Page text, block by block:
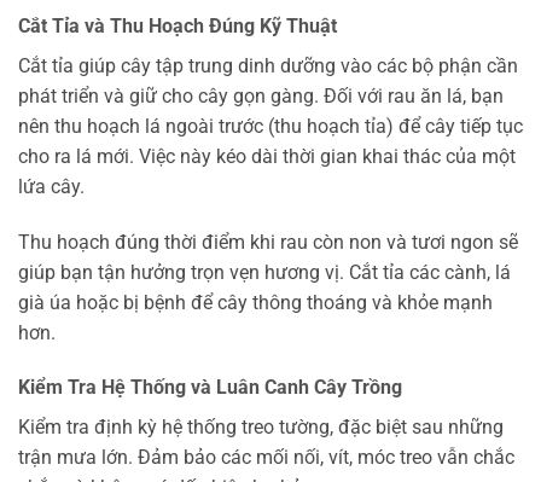
Cắt Tỉa và Thu Hoạch Đúng Kỹ Thuật
Cắt tỉa giúp cây tập trung dinh dưỡng vào các bộ phận cần
phát triển và giữ cho cây gọn gàng. Đối với rau ăn lá, bạn
nên thu hoạch lá ngoài trước (thu hoạch tỉa) để cây tiếp tục
cho ra lá mới. Việc này kéo dài thời gian khai thác của một
lứa cây.
Thu hoạch đúng thời điểm khi rau còn non và tươi ngon sẽ
giúp bạn tận hưởng trọn vẹn hương vị. Cắt tỉa các cành, lá
già úa hoặc bị bệnh để cây thông thoáng và khỏe mạnh
hơn.
Kiểm Tra Hệ Thống và Luân Canh Cây Trồng
Kiểm tra định kỳ hệ thống treo tường, đặc biệt sau những
trận mưa lớn. Đảm bảo các mối nối, vít, móc treo vẫn chắc